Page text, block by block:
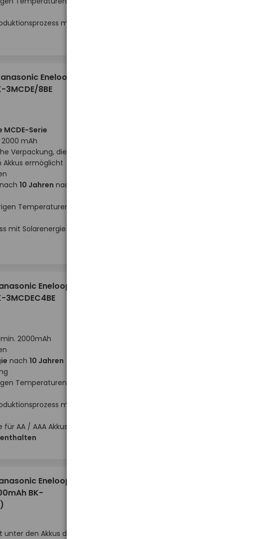
mit
Eneloop
3MCDE/8BE
Serie
mAh
Verpackung, die
Akkus ermöglicht
nach 10 Jahren nach
Temperaturen
mit Solarenergie
Eneloop
2000mAh
nach 10 Jahren
Temperaturen
mit
AA / AAA Akkus
Eneloop
BK-
den Akkus der